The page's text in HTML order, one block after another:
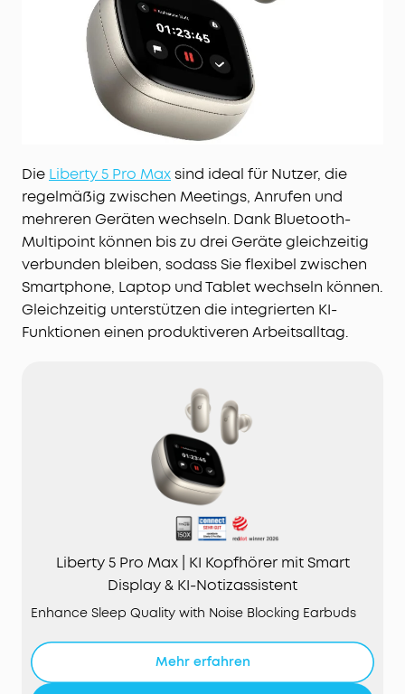
Die Liberty 5 Pro Maxsind ideal für Nutzer, die
regelmäßig zwischen Meetings, Anrufen und
mehreren Geräten wechseln. Dank Bluetooth-
Multipoint können bis zu drei Geräte gleichzeitig
verbunden bleiben, sodass Sie flexibel zwischen
Smartphone, Laptop und Tablet wechseln können.
Gleichzeitig unterstützen die integrierten KI-
Funktionen einen produktiveren Arbeitsalltag.
Liberty 5 Pro Max | KI Kopfhörer mit Smart
Display & KI-Notizassistent
Enhance Sleep Quality with Noise Blocking Earbuds
Mehr erfahren